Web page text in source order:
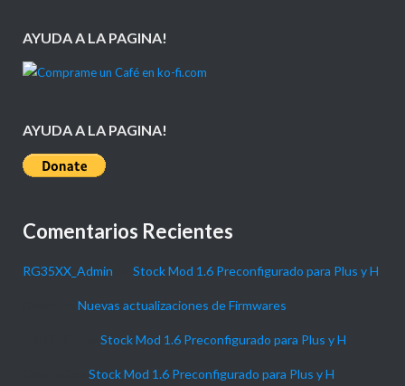
AYUDA A LA PAGINA!
AYUDA A LA PAGINA!
Comentarios Recientes
RG35XX_Admin Stock Mod 1.6 Preconfigurado para Plus y H
Nuevas actualizaciones de Firmwares
Stock Mod 1.6 Preconfigurado para Plus y H
Stock Mod 1.6 Preconfigurado para Plus y H